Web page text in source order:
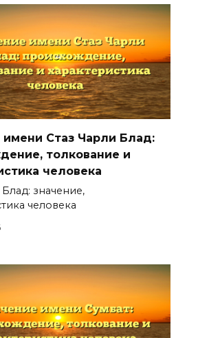
имени Стаз Чарли Блад:
толкование и
человека
значение,
человека